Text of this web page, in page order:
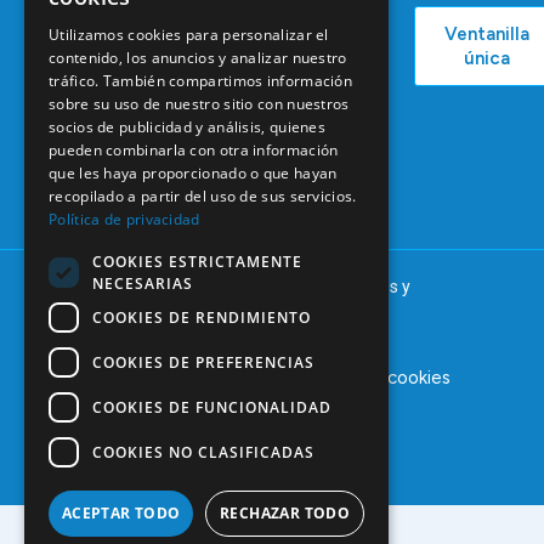
Legendre,
28046
Madrid
91 561 29 05
informacion@coem.org.es
Empleo
Formación
Continuada
Tablón de
anuncios
Podcast
Actualidad
Ventanilla
única
© 2025 – COEM – Colegio Oficial de Odontólogos y
Estomatólogos de la I región
Aviso legal Política de cookies
Utilizamos cookies para personalizar el
contenido, los anuncios y analizar nuestro
tráfico. También compartimos información
sobre su uso de nuestro sitio con nuestros
socios de publicidad y análisis, quienes
pueden combinarla con otra información
que les haya proporcionado o que hayan
recopilado a partir del uso de sus servicios.
Política de privacidad
COOKIES ESTRICTAMENTE
NECESARIAS
COOKIES DE RENDIMIENTO
COOKIES DE PREFERENCIAS
COOKIES DE FUNCIONALIDAD
COOKIES NO CLASIFICADAS
ACEPTAR TODO RECHAZAR TODO